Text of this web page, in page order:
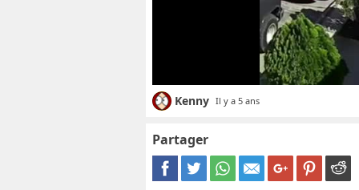
Kenny Il y a 5 ans
Partager